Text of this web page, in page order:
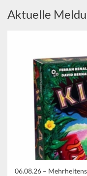
Aktuelle
06.08.26 –